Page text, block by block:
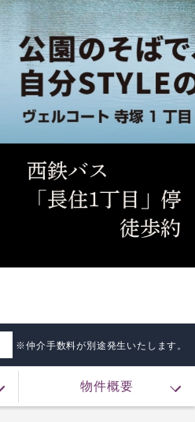
※仲介手数料が別途発生いたします。
物件概要